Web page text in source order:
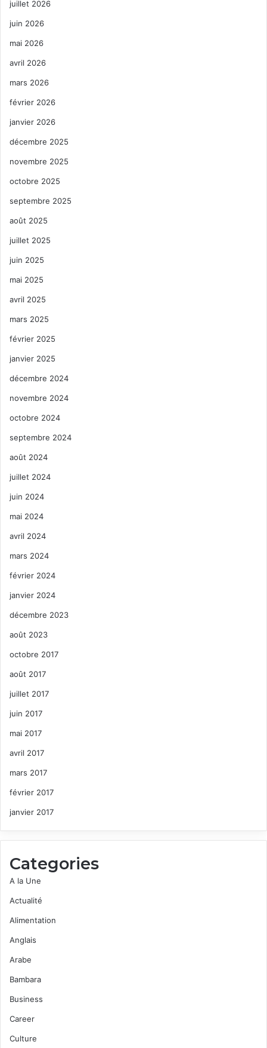
juillet 2026
juin 2026
mai 2026
avril 2026
mars 2026
février 2026
janvier 2026
décembre 2025
novembre 2025
octobre 2025
septembre 2025
août 2025
juillet 2025
juin 2025
mai 2025
avril 2025
mars 2025
février 2025
janvier 2025
décembre 2024
novembre 2024
octobre 2024
septembre 2024
août 2024
juillet 2024
juin 2024
mai 2024
avril 2024
mars 2024
février 2024
janvier 2024
décembre 2023
août 2023
octobre 2017
août 2017
juillet 2017
juin 2017
mai 2017
avril 2017
mars 2017
février 2017
janvier 2017
Categories
A la Une
Actualité
Alimentation
Anglais
Arabe
Bambara
Business
Career
Culture